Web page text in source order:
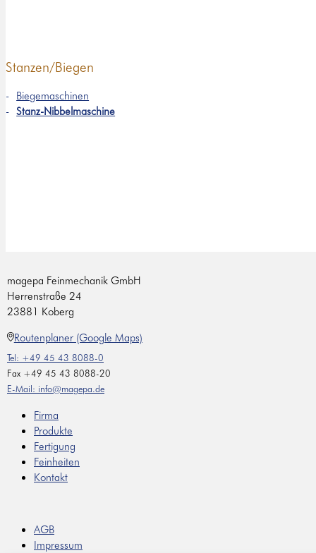
Stanzen/Biegen
Biegemaschinen
Stanz-Nibbelmaschine
Firma
Produkte
Fertigung
Feinheiten
Kontakt
AGB
Impressum
magepa Feinmechanik GmbH
Herrenstraße 24
23881 Koberg
Routenplaner (Google Maps)
Tel: +49 45 43 8088-0
Fax +49 45 43 8088-20
E-Mail: info@magepa.de